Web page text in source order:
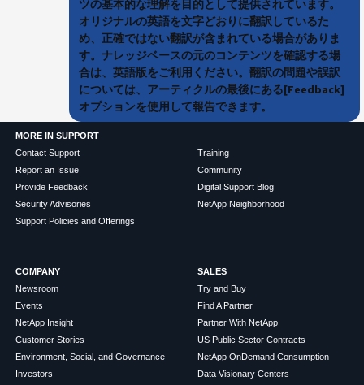
ツの基本的な理解を目的として提供されています。
オリジナルの英語を文字どおりに翻訳しているた
め、正確ではない翻訳が含まれている場合がありま
す。ナレッジベースの元のコンテンツを確認する場
合は、英語版をご利用ください。翻訳の問題や誤訳
については、アーティクルの最後にある[Feedback]
オプションを使用して報告できます。
MORE IN SUPPORT
Contact Support
Report an Issue
Provide Feedback
Security Advisories
Support Policies and Offerings
Training
Community
Digital Support Blog
NetApp Neighborhood
COMPANY
Newsroom
Events
NetApp Insight
Customer Stories
Environment, Social, and Governance
Investors
SALES
Try and Buy
Find A Partner
Partner With NetApp
US Public Sector Contracts
NetApp OnDemand Consumption
Data Visionary Centers